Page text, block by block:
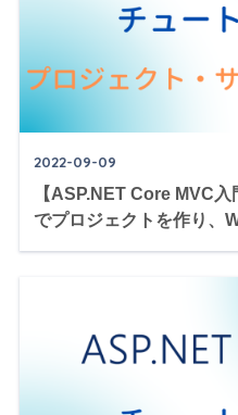
2022-09-09
【ASP.NET Core MVC
でプロジェクトを作り、